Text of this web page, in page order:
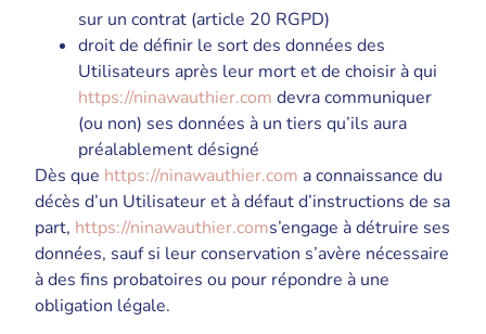
sur un contrat (article 20 RGPD)
droit de définir le sort des données des
Utilisateurs après leur mort et de choisir à qui
https://ninawauthier.com devra communiquer
(ou non) ses données à un tiers qu’ils aura
préalablement désigné
Dès que https://ninawauthier.com a connaissance du
décès d’un Utilisateur et à défaut d’instructions de sa
part, https://ninawauthier.coms’engage à détruire ses
données, sauf si leur conservation s’avère nécessaire
à des fins probatoires ou pour répondre à une
obligation légale.